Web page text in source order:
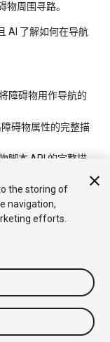
物周围寻路。
AI 了解如何在导航
障碍物用作导航的
碍物属性的完整描
脚本 API 的完整描
2018.1
the storing of
navigation,
efforts.